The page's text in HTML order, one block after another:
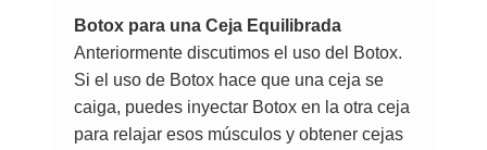
Botox para una Ceja Equilibrada
Anteriormente discutimos el uso del Botox.
Si el uso de Botox hace que una ceja se
caiga, puedes inyectar Botox en la otra ceja
para relajar esos músculos y obtener cejas